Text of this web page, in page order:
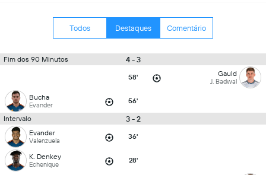
Todos Destaques Comentário
Fim dos 90 Minutos 4 - 3
58' Gauld
J. Badwal
Bucha
Evander 56'
Intervalo 3 - 2
Evander
Valenzuela 36'
K. Denkey
Echenique 28'